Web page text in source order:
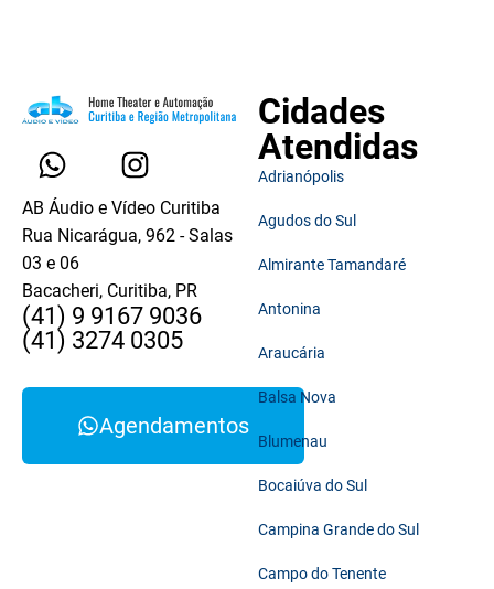
AB Áudio e Vídeo Curitiba
Rua Nicarágua, 962 - Salas
03 e 06
Bacacheri, Curitiba, PR
(41) 9 9167 9036
(41) 3274 0305
Agendamentos
Cidades
Atendidas
Adrianópolis
Agudos do Sul
Almirante Tamandaré
Antonina
Araucária
Balsa Nova
Blumenau
Bocaiúva do Sul
Campina Grande do Sul
Campo do Tenente